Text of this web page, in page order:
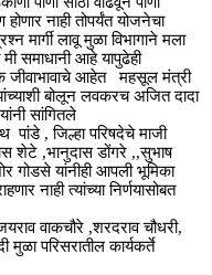
होणार नाही तोपर्यंत योजनेचा
मार्गी लावू मुळा विभागाने मला
समाधानी आहे यापुढेही
जीवाभावाचे आहेत महसूल मंत्री
बोलून लवकरच अजित दादा
सांगितले
पांडे , जिल्हा परिषदेचे माजी
शेटे ,भानुदास डोंगरे ,,सुभाष
गोडसे यांनीही आपली भूमिका
नाही त्यांच्या निर्णयासोबत
वाकचौरे ,शरदराव चौधरी,
परिसरातील कार्यकर्ते